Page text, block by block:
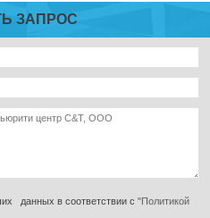
ЗАПРОС
данных в соответствии с "Политикой